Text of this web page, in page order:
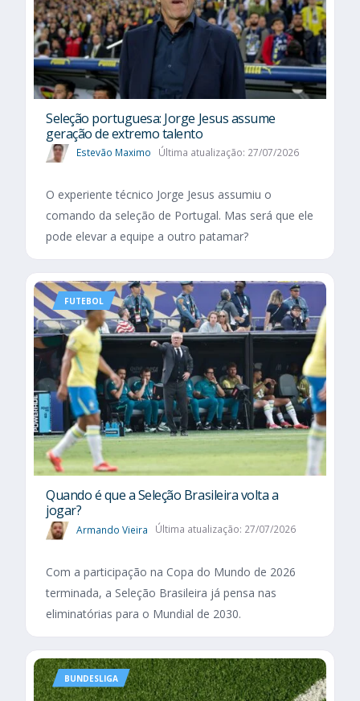
Seleção portuguesa: Jorge Jesus assume
geração de extremo talento
Estevão Maximo Última atualização: 27/07/2026
O experiente técnico Jorge Jesus assumiu o
comando da seleção de Portugal. Mas será que ele
pode elevar a equipe a outro patamar?
FUTEBOL
Quando é que a Seleção Brasileira volta a
jogar?
Armando Vieira Última atualização: 27/07/2026
Com a participação na Copa do Mundo de 2026
terminada, a Seleção Brasileira já pensa nas
eliminatórias para o Mundial de 2030.
BUNDESLIGA